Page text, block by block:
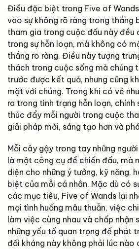
Điều đặc biệt trong Five of Wands
vào sự không rõ ràng trong thắng
tham gia trong cuộc đấu này đều
trong sự hỗn loạn, mà không có
thắng rõ ràng. Điều này tượng
thách trong cuộc sống mà chúng
trước được kết quả, nhưng cũng
mặt với chúng. Trong khi có vẻ
ra trong tình trạng hỗn loạn, chính
thúc đẩy mỗi người trong cuộc
giải pháp mới, sáng tạo hơn và
Mỗi cây gậy trong tay những
là một công cụ để chiến đấu, mà
diện cho những ý tưởng, kỹ năng,
biệt của mỗi cá nhân. Mặc dù có
các mục tiêu, Five of Wands lại
mọi tình huống mâu thuẫn, việc
làm việc cùng nhau và chấp nhận
những yếu tố quan trọng để phát
đối kháng này không phải lúc nào